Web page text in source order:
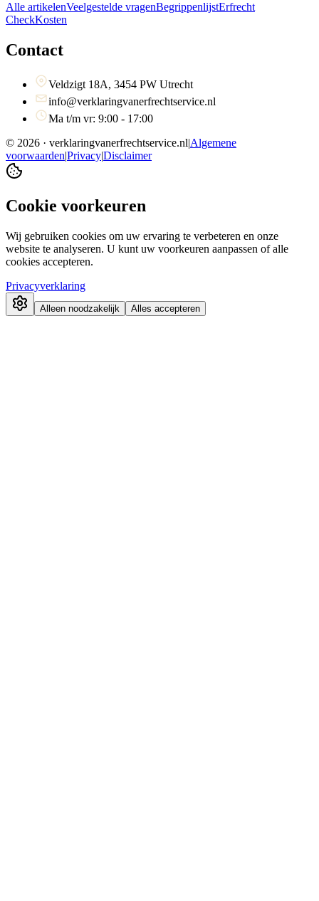
Alle artikelenVeelgestelde vragenBegrippenlijstErfrecht
CheckKosten
Contact
Veldzigt 18A, 3454 PW Utrecht
info@verklaringvanerfrechtservice.nl
Ma t/m vr: 9:00 - 17:00
© 2026 · verklaringvanerfrechtservice.nl|Algemene
voorwaarden|Privacy|Disclaimer
Cookie voorkeuren
Wij gebruiken cookies om uw ervaring te verbeteren en onze
website te analyseren. U kunt uw voorkeuren aanpassen of alle
cookies accepteren.
Privacyverklaring
Alleen noodzakelijk Alles accepteren